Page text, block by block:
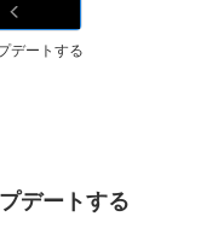
デートする
デートする